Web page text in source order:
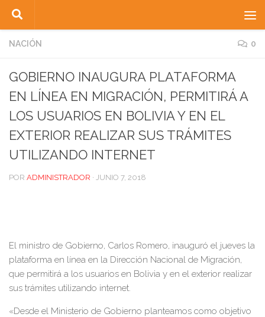
Saltar al contenido
NACIÓN 0
GOBIERNO INAUGURA PLATAFORMA
EN LÍNEA EN MIGRACIÓN, PERMITIRÁ A
LOS USUARIOS EN BOLIVIA Y EN EL
EXTERIOR REALIZAR SUS TRÁMITES
UTILIZANDO INTERNET
POR ADMINISTRADOR · JUNIO 7, 2018
El ministro de Gobierno, Carlos Romero, inauguró el jueves la
plataforma en línea en la Dirección Nacional de Migración,
que permitirá a los usuarios en Bolivia y en el exterior realizar
sus trámites utilizando internet.
«Desde el Ministerio de Gobierno planteamos como objetivo